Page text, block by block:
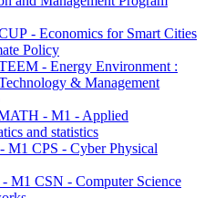
- Economics for Smart Cities
Policy
- Energy Environment :
& Management
- M1 - Applied
and statistics
M1 CPS - Cyber Physical
M1 CSN - Computer Science